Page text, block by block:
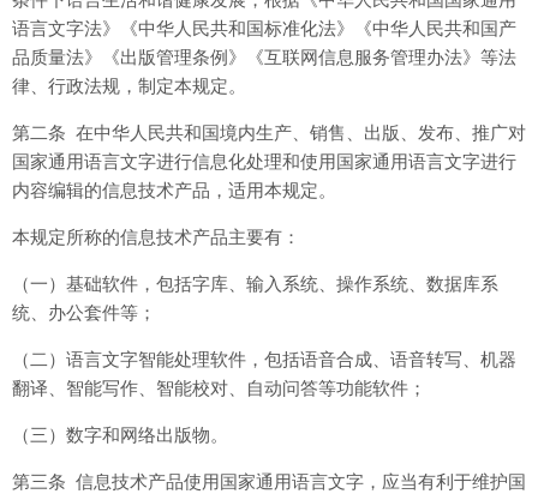
语言文字法》《中华人民共和国标准化法》《中华人民共和国产
品质量法》《出版管理条例》《互联网信息服务管理办法》等法
律、行政法规，制定本规定。
第二条 在中华人民共和国境内生产、销售、出版、发布、推广对
国家通用语言文字进行信息化处理和使用国家通用语言文字进行
内容编辑的信息技术产品，适用本规定。
本规定所称的信息技术产品主要有：
（一）基础软件，包括字库、输入系统、操作系统、数据库系
统、办公套件等；
（二）语言文字智能处理软件，包括语音合成、语音转写、机器
翻译、智能写作、智能校对、自动问答等功能软件；
（三）数字和网络出版物。
第三条 信息技术产品使用国家通用语言文字，应当有利于维护国